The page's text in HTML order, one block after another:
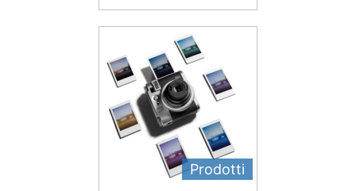
Prodotti